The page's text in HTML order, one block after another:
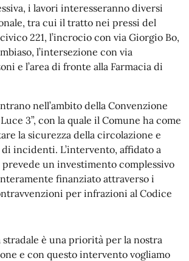
i lavori interesseranno diversi
tra cui il tratto nei pressi del
221, l’incrocio con via Giorgio Bo,
l’intersezione con via
e l’area di fronte alla Farmacia di
nell’ambito della Convenzione
3”, con la quale il Comune ha come
la sicurezza della circolazione e
incidenti. L’intervento, affidato a
prevede un investimento complessivo
finanziato attraverso i
per infrazioni al Codice
stradale è una priorità per la nostra
e con questo intervento vogliamo